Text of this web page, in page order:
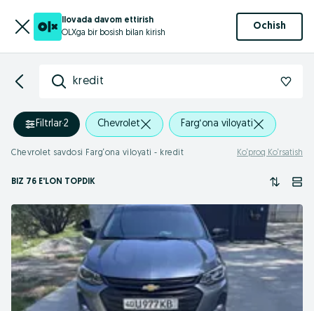
Ilovada davom ettirish
OLXga bir bosish bilan kirish
Ochish
kredit
Filtrlar·2 Chevrolet Farg‘ona viloyati
Chevrolet savdosi Farg‘ona viloyati - kredit Ko‘proq Ko‘rsatish
BIZ 76 E'LON TOPDIK